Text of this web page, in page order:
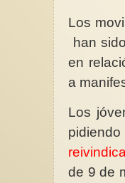
Los
han
en
a
Los
de 9 de